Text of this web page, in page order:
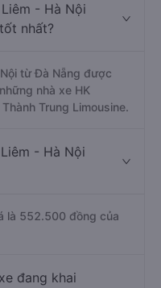
- Hà Nội
nhất?
từ Đà Nẵng được
nhà xe HK
Trung Limousine.
- Hà Nội
là 552.500 đồng của
đang khai